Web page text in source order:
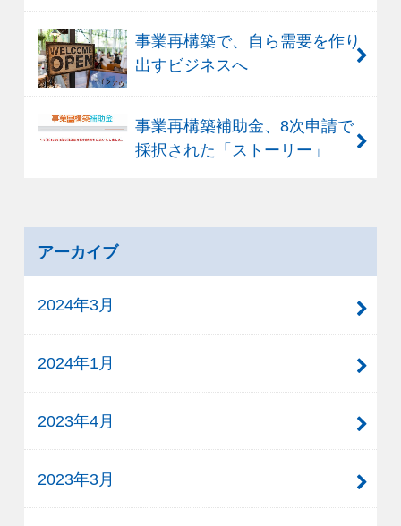
事業再構築で、自ら需要を作り
出すビジネスへ
事業再構築補助金、8次申請で
採択された「ストーリー」
アーカイブ
2024年3月
2024年1月
2023年4月
2023年3月